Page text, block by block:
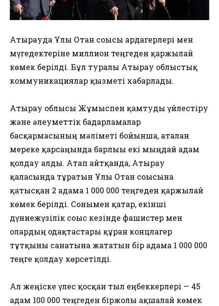
Атырауда Ұлы Отан соғысы ардагерлері мен
мүгедектеріне миллион теңгеден қаржылай
көмек берілді. Бұл туралы Атырау облыстық
коммуникациялар қызметі хабарлады.
Атырау облысы Жұмыспен қамтуды үйлестіру
және әлеуметтік бағдарламалар
басқармасының мәліметі бойынша, аталған
мереке қарсаңында барлығы екі мыңдай адам
қолдау алды. Атап айтқанда, Атырау
қаласында тұратын Ұлы Отан соғысына
қатысқан 2 адамға 1 000 000 теңгеден қаржылай
көмек берілді. Сонымен қатар, екінші
дүниежүзілік соғыс кезінде фашистер мен
олардың одақтастары құрған концлагер
тұтқыны санатына жататын бір адамға 1 000 000
теңге қолдау көрсетілді.
Ал жеңіске үлес қосқан тыл еңбеккерлері — 45
адам 100 000 теңгеден біржолғы ақшалай көмек